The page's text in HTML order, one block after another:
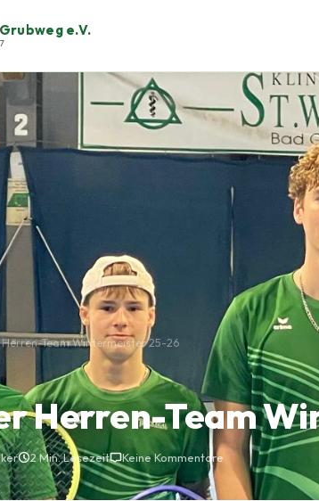
e.V.
Team Wintermeister 25-26
Herren-Team
2 Min. Lesezeit Keine Kommentare